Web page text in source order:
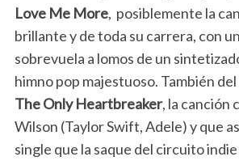
Love Me More, posiblemente la
brillante y de toda su carrera, con
sobrevuela a lomos de un
himno pop majestuoso. También
The OnlyHeartbreaker, la canción
Wilson (Taylor Swift, Adele) y que
single que la saque del circuito